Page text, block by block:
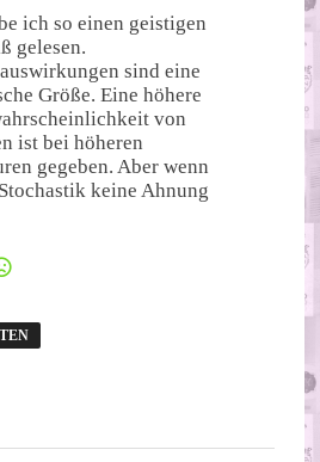
ich so einen geistigen
gelesen.
sind eine
Größe. Eine höhere
von
ist bei höheren
gegeben. Aber wenn
keine Ahnung